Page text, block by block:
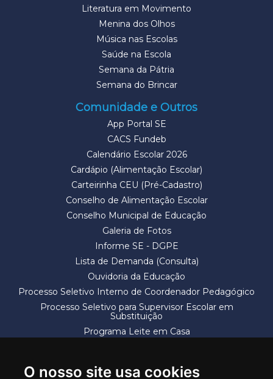
O nosso site usa cookies
Literatura em Movimento
Menina dos Olhos
Música nas Escolas
Saúde na Escola
Semana da Pátria
Semana do Brincar
Comunidade e Outros
App Portal SE
CACS Fundeb
Calendário Escolar 2026
Cardápio (Alimentação Escolar)
Carteirinha CEU (Pré-Cadastro)
Conselho de Alimentação Escolar
Conselho Municipal de Educação
Galeria de Fotos
Informe SE - DGPE
Lista de Demanda (Consulta)
Ouvidoria da Educação
Processo Seletivo Interno de Coordenador Pedagógico
Processo Seletivo para Supervisor Escolar em
Substituição
Programa Leite em Casa